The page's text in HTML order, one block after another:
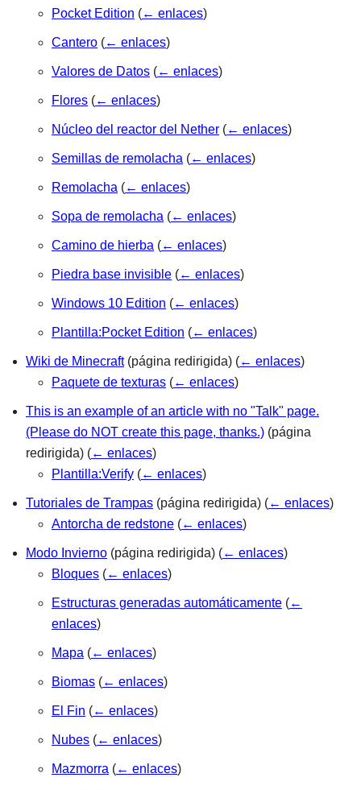
Pocket Edition (← enlaces)
Cantero (← enlaces)
Valores de Datos (← enlaces)
Flores (← enlaces)
Núcleo del reactor del Nether (← enlaces)
Semillas de remolacha (← enlaces)
Remolacha (← enlaces)
Sopa de remolacha (← enlaces)
Camino de hierba (← enlaces)
Piedra base invisible (← enlaces)
Windows 10 Edition (← enlaces)
Plantilla:Pocket Edition (← enlaces)
Wiki de Minecraft(página redirigida) (← enlaces)
Paquete de texturas (← enlaces)
This is an example of an article with no "Talk" page.
(Please do NOT create this page, thanks.) (página
redirigida) (← enlaces)
Plantilla:Verify (← enlaces)
Tutoriales de Trampas (página redirigida) (← enlaces)
Antorcha de redstone (← enlaces)
Modo Invierno (página redirigida) (← enlaces)
Bloques (← enlaces)
Estructuras generadas automáticamente (←
enlaces)
Mapa (← enlaces)
Biomas (← enlaces)
El Fin (← enlaces)
Nubes (← enlaces)
Mazmorra (← enlaces)